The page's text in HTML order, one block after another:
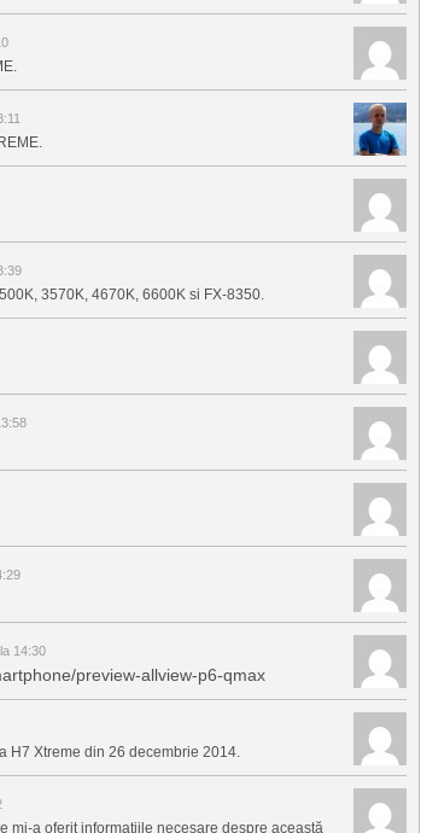
3570K, 4670K, 6600K si FX-8350.
14:30
preview-allview-p6-qmax
H7 Xtreme din 26 decembrie 2014.
mi-a oferit informațiile necesare despre această